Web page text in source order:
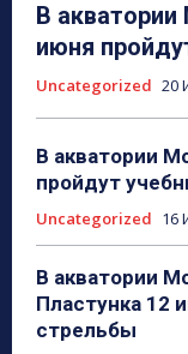
В акватории
июня
Uncategorized 20
В акватории
пройдут
Uncategorized 16
В акватории
Пластунка 12
стрельбы